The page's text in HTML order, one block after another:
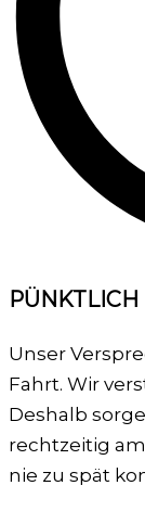
PÜNKTLICH
Unser
Fahrt. Wir
Deshalb
rechtzeitig
nie zu spät